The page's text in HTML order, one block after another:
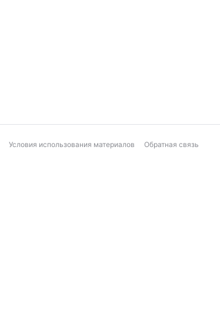
Условия использования материалов Обратная связь